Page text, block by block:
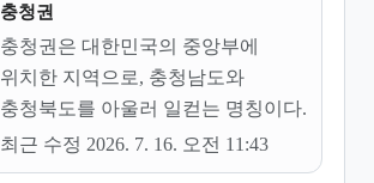
충청권
충청권은 대한민국의 중앙부에
위치한 지역으로, 충청남도와
충청북도를 아울러 일컫는 명칭이다.
최근 수정 2026. 7. 16. 오전 11:43